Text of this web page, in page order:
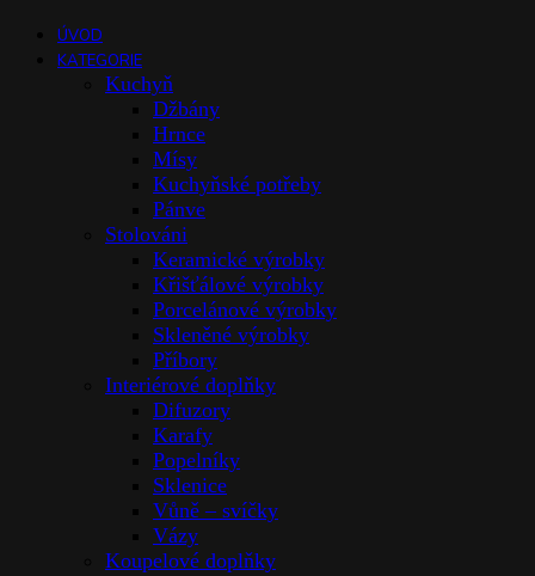
ÚVOD
KATEGORIE
Kuchyň
Džbány
Hrnce
Mísy
Kuchyňské potřeby
Pánve
Stolováni
Keramické výrobky
Křišťálové výrobky
Porcelánové výrobky
Skleněné výrobky
Příbory
Interiérové doplňky
Difuzory
Karafy
Popelníky
Sklenice
Vůně – svíčky
Vázy
Koupelové doplňky